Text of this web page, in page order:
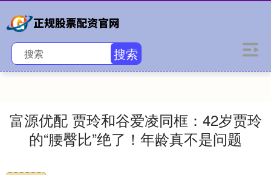
搜索
富源优配 贾玲和谷爱凌同框：42岁贾玲
的“腰臀比”绝了！年龄真不是问题